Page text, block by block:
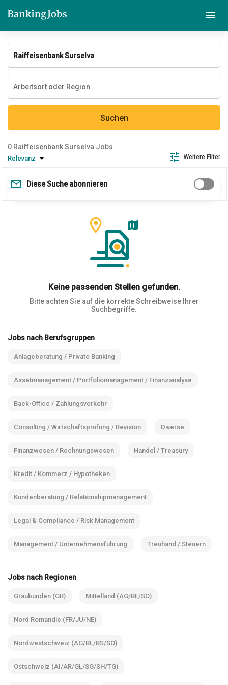
Suchen
Raiffeisenbank Surselva Jobs
Relevanz Weitere Filter
Diese Suche abonnieren
Keine passenden Stellen gefunden.
Bitte achten Sie auf die korrekte Schreibweise Ihrer
Suchbegriffe.
Jobs nach Berufsgruppen
Anlageberatung / Private Banking
Assetmanagement / Portfoliomanagement / Finanzanalyse
Back-Office / Zahlungsverkehr
Consulting / Wirtschaftsprüfung / Revision Diverse
Finanzwesen / Rechnungswesen Handel / Treasury
Kredit / Kommerz / Hypotheken
Kundenberatung / Relationshipmanagement
Legal & Compliance / Risk Management
Management / Unternehmensführung Treuhand / Steuern
Jobs nach Regionen
Graubünden (GR) Mittelland (AG/BE/SO)
Nord Romandie (FR/JU/NE)
Nordwestschweiz (AG/BL/BS/SO)
Ostschweiz (AI/AR/GL/SG/SH/TG)